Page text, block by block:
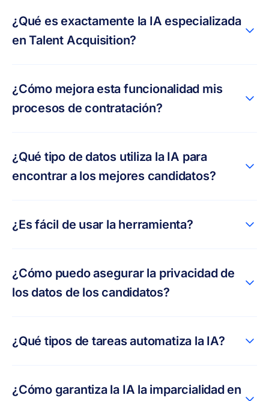
¿Qué es exactamente la IA especializada
en Talent Acquisition?
¿Cómo mejora esta funcionalidad mis
procesos de contratación?
¿Qué tipo de datos utiliza la IA para
encontrar a los mejores candidatos?
¿Es fácil de usar la herramienta?
¿Cómo puedo asegurar la privacidad de
los datos de los candidatos?
¿Qué tipos de tareas automatiza la IA?
¿Cómo garantiza la IA la imparcialidad en